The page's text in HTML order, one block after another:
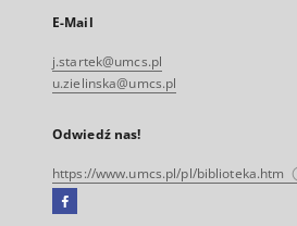
E-Mail
j.startek@umcs.pl
u.zielinska@umcs.pl
Odwiedź nas!
https://www.umcs.pl/pl/biblioteka.htm
Facebook